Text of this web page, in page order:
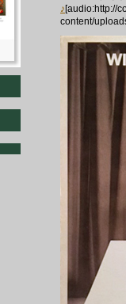
♪ [audio:http://
content/